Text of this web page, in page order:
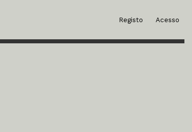
Registo Acesso